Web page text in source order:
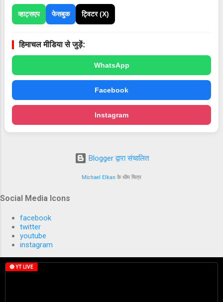
है।
व्हाट्सएप फेसबुक ट्विटर (X)
हिमाचल मीडिया से जुड़ें:
WhatsApp
Facebook
Instagram
Blogger द्वारा संचालित
Michael Elkan के थीम चित्र
Social Media Icons
facebook
twitter
youtube
instagram
🔴 YT LIVE